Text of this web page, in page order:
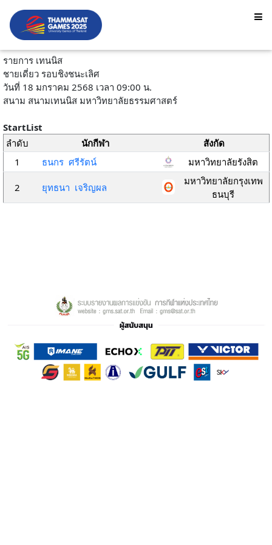
รายการ เทนนิส
ชายเดี่ยว รอบชิงชนะเลิศ
วันที่ 18 มกราคม 2568 เวลา 09:00 น.
สนาม สนามเทนนิส มหาวิทยาลัยธรรมศาสตร์
StartList
ลำดับ
นักกีฬา
สังกัด
1
ธนกร ศรีรัตน์ มหาวิทยาลัยรังสิต
2 ยุทธนา เจริญผล
มหาวิทยาลัยกรุงเทพ
ธนบุรี